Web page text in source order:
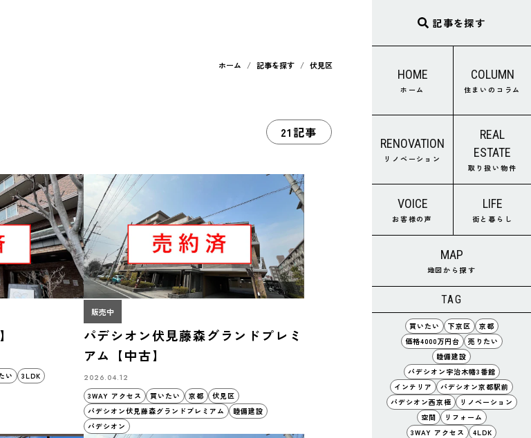
ホーム 記事を探す 伏見区
21記事
い 3LDK
販売中
パデシオン伏見藤森グランドプレミ
アム【中古】
2026.04.12
3WAY アクセス
買いたい 京都
伏見区
パデシオン伏見藤森グランドプレミアム
睦備建設
パデシオン
記事を探す
HOME
ホーム
COLUMN
住まいのコラム
RENOVATION
リノベーション
REAL
ESTATE
取り扱い物件
VOICE
お客様の声
LIFE
街と暮らし
MAP
地図から探す
TAG
買いたい 下京区
京都
価格4000万円台
売りたい
睦備建設
パデシオン宇治木幡3番館
インテリア
パデシオン京都駅前
パデシオン西京極
リノベーション
空間
リフォーム
3WAY アクセス
4LDK